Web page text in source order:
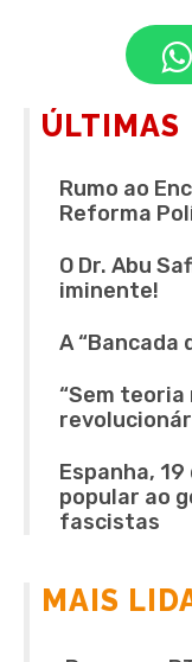
ÚLTIMAS
Rumo ao
Reforma
O Dr. Abu
iminente!
A “Bancada
“Sem
Espanha,
popular ao
fascistas
MAIS